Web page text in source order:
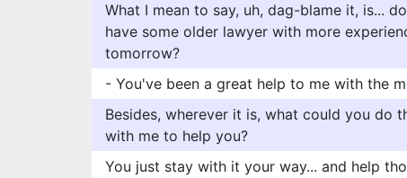
What I mean to say, uh, dag-blame it, is...
have some older lawyer with more
tomorrow?
- You've been a great help to me with the
Besides, wherever it is, what could you do
with me to help you?
You just stay with it your way... and help